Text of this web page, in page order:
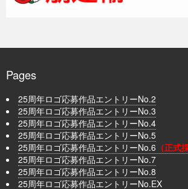
Pages
25周年ロゴ応募作品エントリーNo.2
25周年ロゴ応募作品エントリーNo.3
25周年ロゴ応募作品エントリーNo.4
25周年ロゴ応募作品エントリーNo.5
25周年ロゴ応募作品エントリーNo.6 （正式
25周年ロゴ応募作品エントリーNo.7
25周年ロゴ応募作品エントリーNo.8
25周年ロゴ応募作品エントリーNo.EX